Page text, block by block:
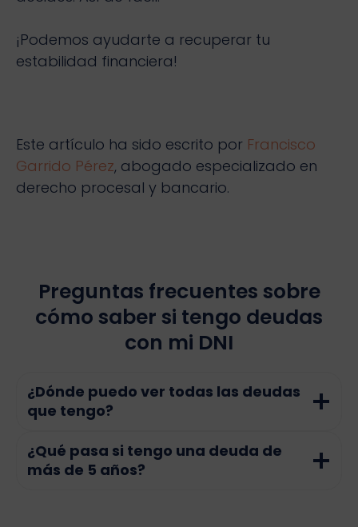
¡Podemos ayudarte a recuperar tu
estabilidad financiera!
Este artículo ha sido escrito por Francisco
Garrido Pérez, abogado especializado en
derecho procesal y bancario.
Preguntas frecuentes sobre
cómo saber si tengo deudas
con mi DNI
¿Dónde puedo ver todas las deudas
que tengo?
¿Qué pasa si tengo una deuda de
más de 5 años?